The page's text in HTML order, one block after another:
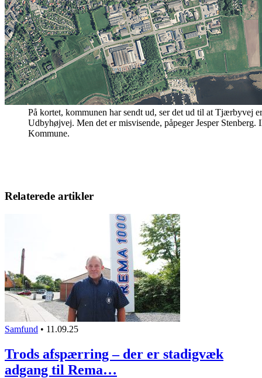
På kortet, kommunen har sendt ud, ser det ud til at Tjærbyvej
Udbyhøjvej. Men det er misvisende, påpeger Jesper Stenberg.
Kommune.
Relaterede artikler
Samfund • 11.09.25
Trods afspærring – der er stadigvæk
adgang til Rema…